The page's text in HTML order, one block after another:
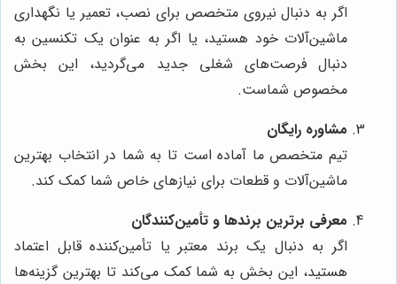
اگر به دنبال نیروی متخصص برای نصب، تعمیر یا نگهداری
ماشین‌آلات خود هستید، یا اگر به عنوان یک تکنسین به
دنبال فرصت‌های شغلی جدید می‌گردید، این بخش
مخصوص شماست.
مشاوره رایگان
تیم متخصص ما آماده است تا به شما در انتخاب بهترین
ماشین‌آلات و قطعات برای نیازهای خاص شما کمک کند.
معرفی برترین برندها و تأمین‌کنندگان
اگر به دنبال یک برند معتبر یا تأمین‌کننده قابل اعتماد
هستید، این بخش به شما کمک می‌کند تا بهترین گزینه‌ها